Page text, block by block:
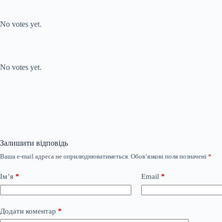
No votes yet.
No votes yet.
Залишити відповідь
Ваша e-mail адреса не оприлюднюватиметься. Обов’язкові поля позначені *
Ім’я * Email *
Додати коментар *